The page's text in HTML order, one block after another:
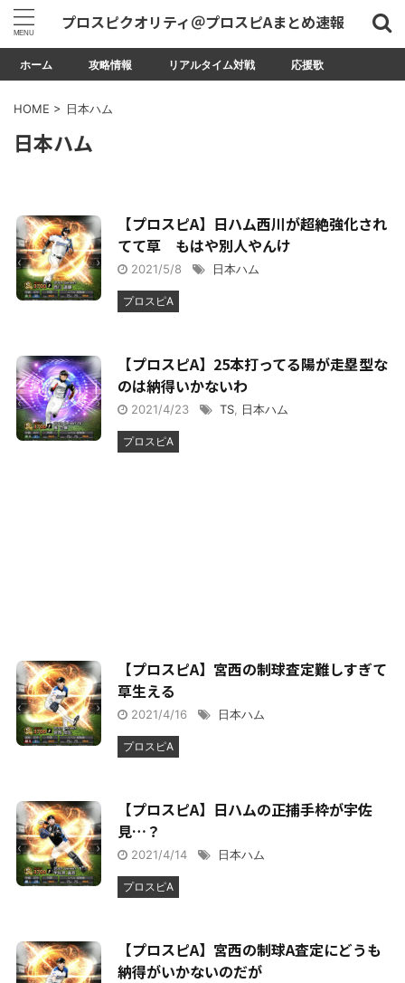
プロスピクオリティ＠プロスピAまとめ速報
ホーム 攻略情報 リアルタイム対戦 応援歌
HOME > 日本ハム
日本ハム
【プロスピA】日ハム西川が超絶強化され
てて草 もはや別人やんけ
2021/5/8 日本ハム
プロスピA
【プロスピA】25本打ってる陽が走塁型な
のは納得いかないわ
2021/4/23 TS 日本ハム
プロスピA
【プロスピA】宮西の制球査定難しすぎて
草生える
2021/4/16 日本ハム
プロスピA
【プロスピA】日ハムの正捕手枠が宇佐
見…？
2021/4/14 日本ハム
プロスピA
【プロスピA】宮西の制球A査定にどうも
納得がいかないのだが